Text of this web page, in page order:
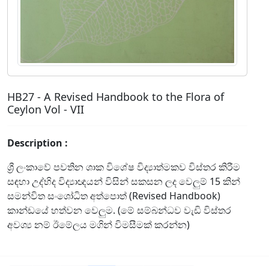
HB27 - A Revised Handbook to the Flora of
Ceylon Vol - VII
Description :
ශ්‍රී ලංකාවේ පවතින ශාක විශේෂ විද්‍යාත්මකව විස්තර කිරීම
සඳහා උද්භිද විද්‍යාඥයන් විසින් සකසන ලද වෙලුම් 15 කින්
සමන්විත සංශෝධිත අත්පොත් (Revised Handbook)
කාන්ඩයේ හත්වන වෙලුම. (මේ සම්බන්ධව වැඩි විස්තර
අවශ්‍ය නම් ඊමේලය මගින් විමසීමක් කරන්න)